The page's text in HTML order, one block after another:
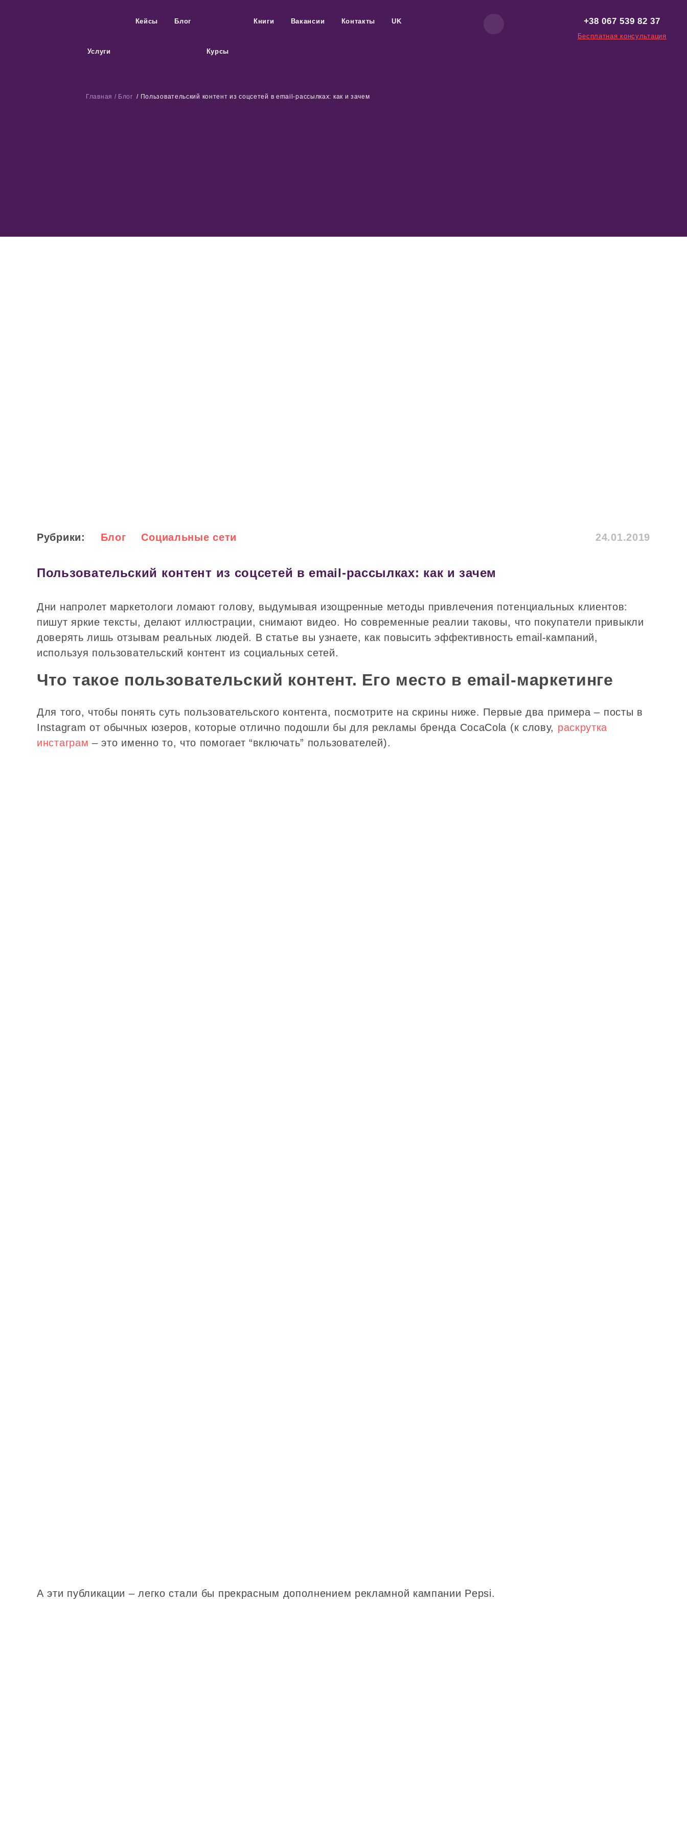
Услуги
Кейсы Блог
Курсы
Книги Вакансии Контакты UK +38 067 539 82 37
Бесплатная консультация
Главная / Блог / Пользовательский контент из соцсетей в email-рассылках: как и зачем
Рубрики: Блог Социальные сети 24.01.2019
Пользовательский контент из соцсетей в email-рассылках: как и зачем
Дни напролет маркетологи ломают голову, выдумывая изощренные методы привлечения потенциальных клиентов:
пишут яркие тексты, делают иллюстрации, снимают видео. Но современные реалии таковы, что покупатели привыкли
доверять лишь отзывам реальных людей. В статье вы узнаете, как повысить эффективность email-кампаний,
используя пользовательский контент из социальных сетей.
Что такое пользовательский контент. Его место в email-маркетинге
Для того, чтобы понять суть пользовательского контента, посмотрите на скрины ниже. Первые два примера – посты в
Instagram от обычных юзеров, которые отлично подошли бы для рекламы бренда CocaCola (к слову, раскрутка
инстаграм – это именно то, что помогает “включать” пользователей).
А эти публикации – легко стали бы прекрасным дополнением рекламной кампании Pepsi.